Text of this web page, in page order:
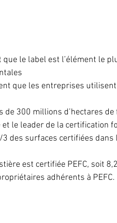
le label est l’élément le
que les entreprises
300 millions d’hectares de
le leader de la certification
des surfaces certifiées dans
est certifiée PEFC, soit
adhérents à PEFC.